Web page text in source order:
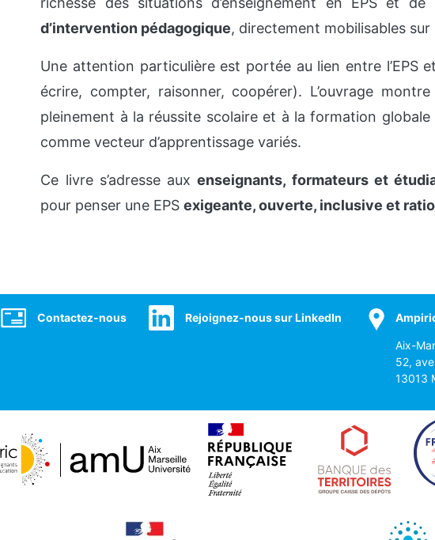
d’intervention pédagogique, directement mobilisables sur
Une attention particulière est portée au lien entre l’EPS
écrire, compter, raisonner, coopérer). L’ouvrage
pleinement à la réussite scolaire et à la formation globale
comme vecteur d’apprentissage variés.
Ce livre s’adresse auxenseignants, formateurs et
pour penser une EPSexigeante, ouverte, inclusive et
SocialContactez-nous Rejoignez-nous sur LinkedIn
Aix-
52,
13013